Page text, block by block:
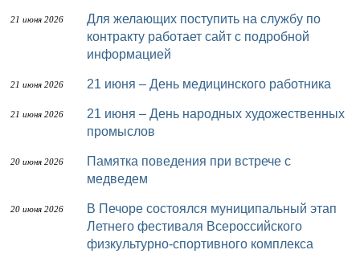
21 июня 2026
Для желающих поступить на службу по
контракту работает сайт с подробной
информацией
21 июня 2026 21 июня – День медицинского работника
21 июня 2026
21 июня – День народных художественных
промыслов
20 июня 2026
Памятка поведения при встрече с
медведем
20 июня 2026
В Печоре состоялся муниципальный этап
Летнего фестиваля Всероссийского
физкультурно-спортивного комплекса